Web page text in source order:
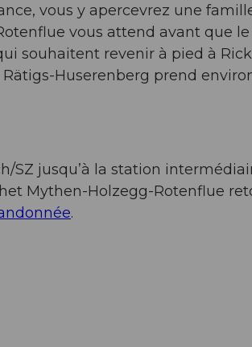
vous y apercevrez une
vous attend avant que
souhaitent revenir à pied à
Huserenberg prend
jusqu’à la station
Mythen-Holzegg-Rotenflue
.